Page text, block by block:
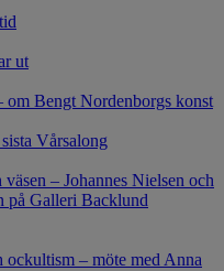
ut
Bengt Nordenborgs konst
Vårsalong
– Johannes Nielsen och
på Galleri Backlund
ockultism – möte med Anna